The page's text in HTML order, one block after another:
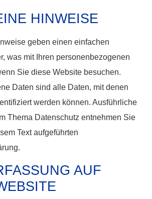
HINWEISE
geben einen einfachen
was mit Ihren personenbezogenen
Sie diese Website besuchen.
Daten sind alle Daten, mit denen
werden können. Ausführliche
Thema Datenschutz entnehmen Sie
Text aufgeführten
AUF